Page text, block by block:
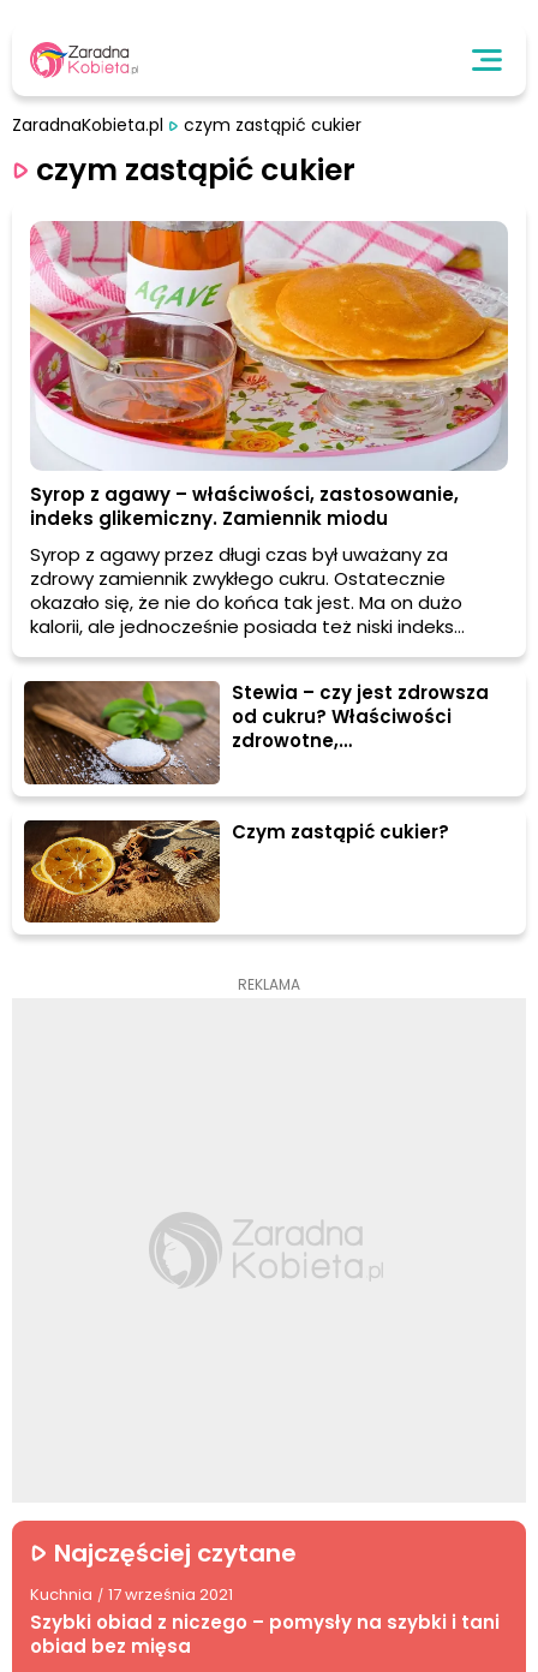
ZaradnaKobieta.pl czym zastąpić cukier
czym zastąpić cukier
Syrop z agawy – właściwości, zastosowanie,
indeks glikemiczny. Zamiennik miodu
Syrop z agawy przez długi czas był uważany za
zdrowy zamiennik zwykłego cukru. Ostatecznie
okazało się, że nie do końca tak jest. Ma on dużo
kalorii, ale jednocześnie posiada też niski indeks
glikemiczny. Do czego można używać syropu z agawy
i jakie ma właściwości?
Stewia – czy jest zdrowsza
od cukru? Właściwości
zdrowotne,
Czym zastąpić cukier?
REKLAMA
Najczęściej czytane
Kuchnia / 17 września 2021
Szybki obiad z niczego – pomysły na szybki i tani
obiad bez mięsa